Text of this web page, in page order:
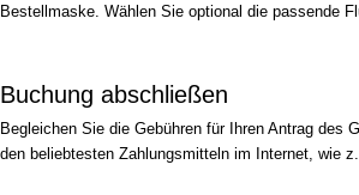
Bestellmaske. Wählen Sie optional die passende
Buchung abschließen
Begleichen Sie die Gebühren für Ihren Antrag des
den beliebtesten Zahlungsmitteln im Internet, wie